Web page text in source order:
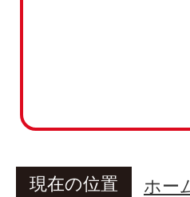
現在の位置 ホー